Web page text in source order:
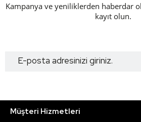
Kampanya ve yeniliklerden haberdar
kayıt olun.
Müşteri Hizmetleri